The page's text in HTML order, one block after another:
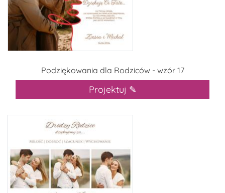
Podziękowania dla Rodziców - wzór 17
Projektuj ✎